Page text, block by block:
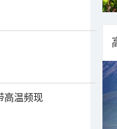
高温频现